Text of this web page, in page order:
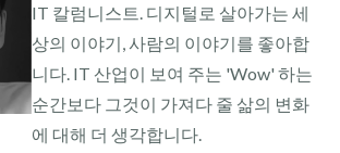
IT 칼럼니스트. 디지털로 살아가는 세
상의 이야기, 사람의 이야기를 좋아합
니다. IT 산업이 보여 주는 'Wow' 하는
순간보다 그것이 가져다 줄 삶의 변화
에 대해 더 생각합니다.